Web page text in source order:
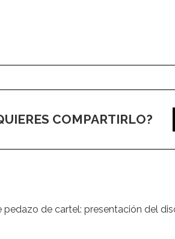
COMPARTIRLO?
de cartel: presentación del